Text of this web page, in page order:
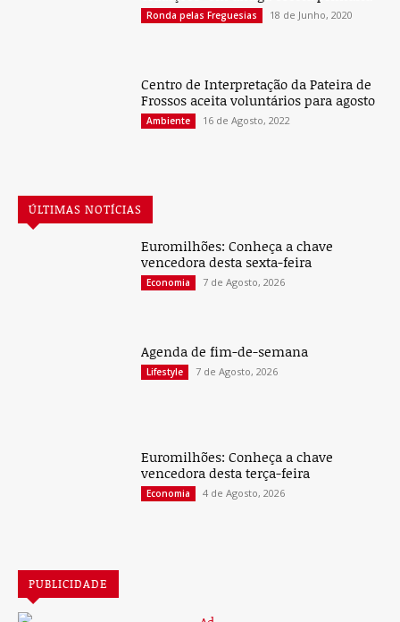
Ronda pelas Freguesias 18 de Junho, 2020
Centro de Interpretação da Pateira de
Frossos aceita voluntários para agosto
Ambiente 16 de Agosto, 2022
ÚLTIMAS NOTÍCIAS
Euromilhões: Conheça a chave
vencedora desta sexta-feira
Economia 7 de Agosto, 2026
Agenda de fim-de-semana
Lifestyle 7 de Agosto, 2026
Euromilhões: Conheça a chave
vencedora desta terça-feira
Economia 4 de Agosto, 2026
PUBLICIDADE